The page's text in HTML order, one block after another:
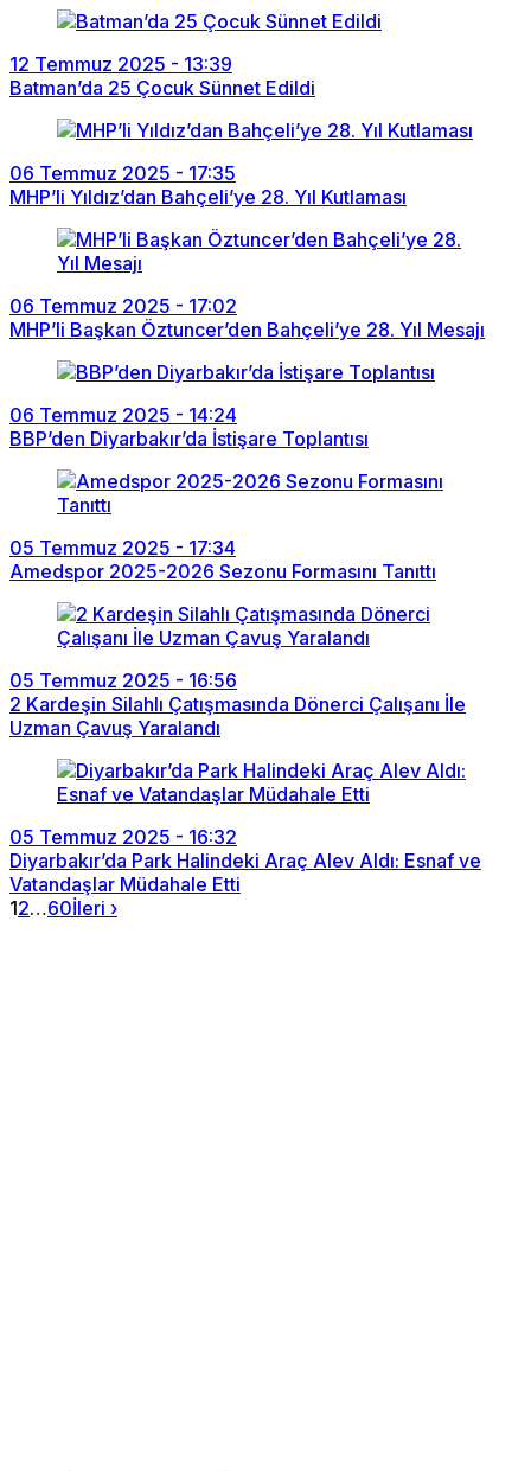
12 Temmuz 2025 - 13:39
Batman’da 25 Çocuk Sünnet Edildi
06 Temmuz 2025 - 17:35
MHP’li Yıldız’dan Bahçeli’ye 28. Yıl Kutlaması
06 Temmuz 2025 - 17:02
MHP’li Başkan Öztuncer’den Bahçeli’ye 28. Yıl Mesajı
06 Temmuz 2025 - 14:24
BBP’den Diyarbakır’da İstişare Toplantısı
05 Temmuz 2025 - 17:34
Amedspor 2025-2026 Sezonu Formasını Tanıttı
05 Temmuz 2025 - 16:56
2 Kardeşin Silahlı Çatışmasında Dönerci Çalışanı İle
Uzman Çavuş Yaralandı
05 Temmuz 2025 - 16:32
Diyarbakır’da Park Halindeki Araç Alev Aldı: Esnaf ve
Vatandaşlar Müdahale Etti
12…60İleri ›